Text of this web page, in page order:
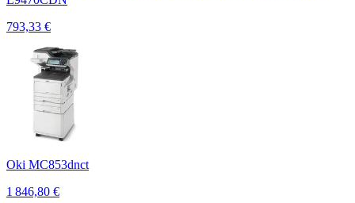
793,33 €
Oki MC853dnct
1 846,80 €